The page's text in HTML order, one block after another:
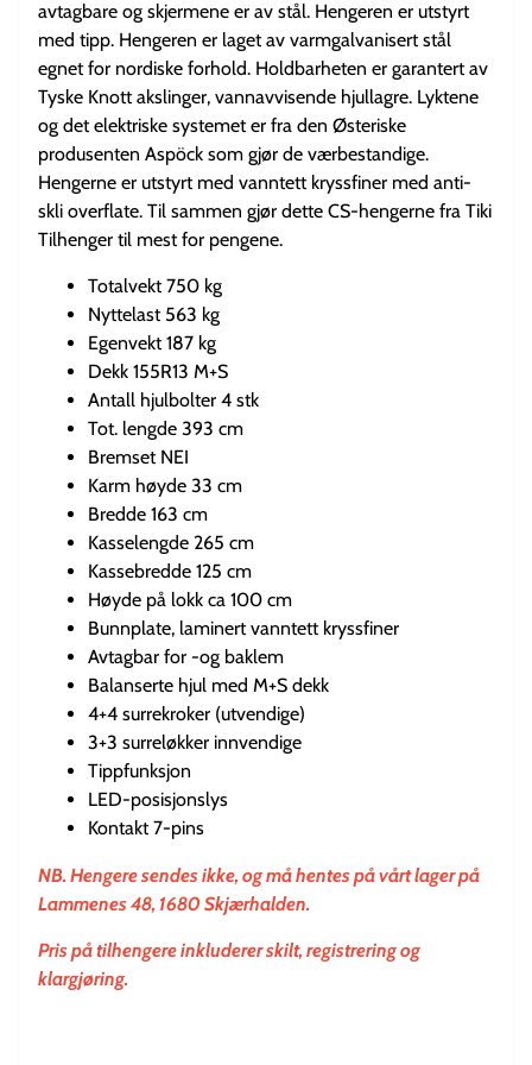
avtagbare og skjermene er av stål. Hengeren er utstyrt
med tipp. Hengeren er laget av varmgalvanisert stål
egnet for nordiske forhold. Holdbarheten er garantert av
Tyske Knott akslinger, vannavvisende hjullagre. Lyktene
og det elektriske systemet er fra den Østeriske
produsenten Aspöck som gjør de værbestandige.
Hengerne er utstyrt med vanntett kryssfiner med anti-
skli overflate. Til sammen gjør dette CS-hengerne fra Tiki
Tilhenger til mest for pengene.
Totalvekt 750 kg
Nyttelast 563 kg
Egenvekt 187 kg
Dekk 155R13 M+S
Antall hjulbolter 4 stk
Tot. lengde 393 cm
Bremset NEI
Karm høyde 33 cm
Bredde 163 cm
Kasselengde 265 cm
Kassebredde 125 cm
Høyde på lokk ca 100 cm
Bunnplate, laminert vanntett kryssfiner
Avtagbar for -og baklem
Balanserte hjul med M+S dekk
4+4 surrekroker (utvendige)
3+3 surreløkker innvendige
Tippfunksjon
LED-posisjonslys
Kontakt 7-pins
NB. Hengere sendes ikke, og må hentes på vårt lager på
Lammenes 48, 1680 Skjærhalden.
Pris på tilhengere inkluderer skilt, registrering og
klargjøring.